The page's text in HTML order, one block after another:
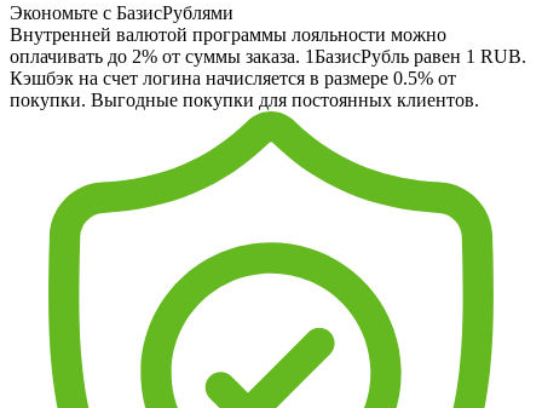
Экономьте с БазисРублями
Внутренней валютой программы лояльности можно
оплачивать до 2% от суммы заказа. 1БазисРубль равен 1 RUB.
Кэшбэк на счет логина начисляется в размере 0.5% от
покупки. Выгодные покупки для постоянных клиентов.